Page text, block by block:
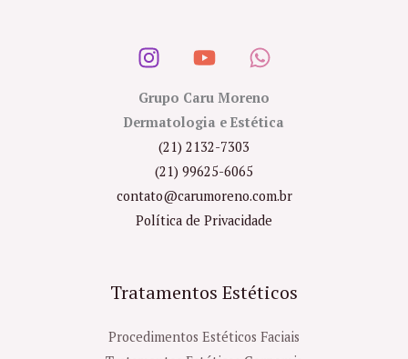
Grupo Caru Moreno
Dermatologia e Estética
(21) 2132-7303
(21) 99625-6065
contato@carumoreno.com.br
Política de Privacidade
Tratamentos Estéticos
Procedimentos Estéticos Faciais